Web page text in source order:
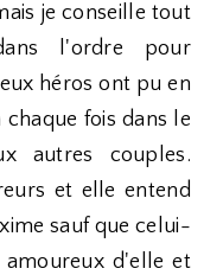
je conseille tout
l'ordre pour
héros ont pu en
fois dans le
autres couples.
et elle entend
sauf que celui-
d'elle et